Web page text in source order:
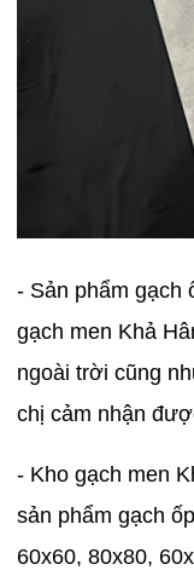
- Sản phẩm gạch
gạch men Khả
ngoài trời cũng
chị cảm nhận
- Kho gạch men
sản phẩm gạch
60x60, 80x80,